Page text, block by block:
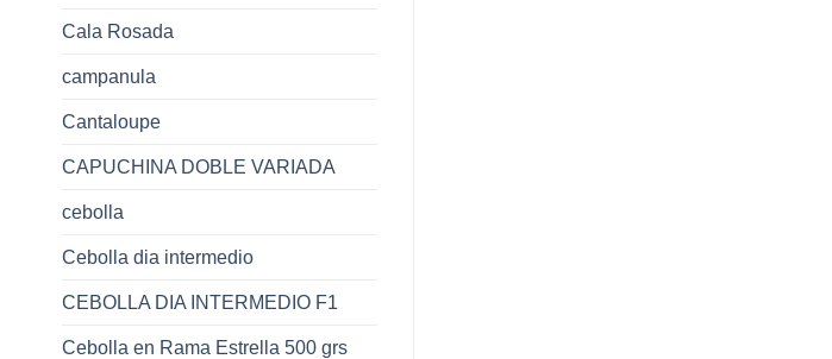
Cala Rosada
campanula
Cantaloupe
CAPUCHINA DOBLE VARIADA
cebolla
Cebolla dia intermedio
CEBOLLA DIA INTERMEDIO F1
Cebolla en Rama Estrella 500 grs